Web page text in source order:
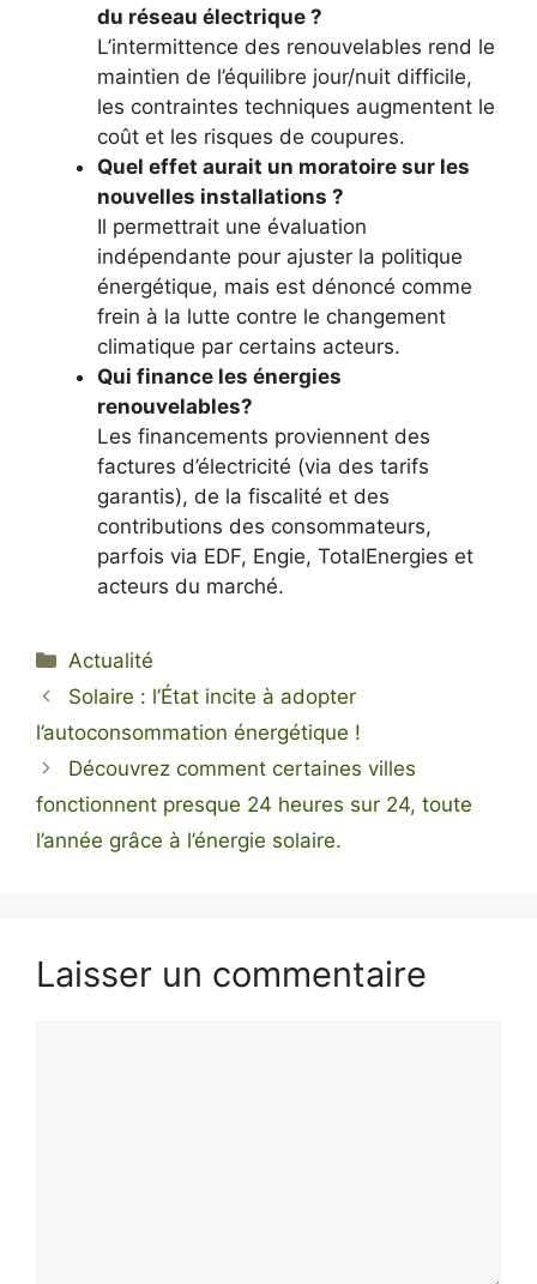
du réseau électrique ?
L’intermittence des renouvelables rend le
maintien de l’équilibre jour/nuit difficile,
les contraintes techniques augmentent le
coût et les risques de coupures.
Quel effet aurait un moratoire sur les
nouvelles installations ?
Il permettrait une évaluation
indépendante pour ajuster la politique
énergétique, mais est dénoncé comme
frein à la lutte contre le changement
climatique par certains acteurs.
Qui finance les énergies
renouvelables?
Les financements proviennent des
factures d’électricité (via des tarifs
garantis), de la fiscalité et des
contributions des consommateurs,
parfois via EDF, Engie, TotalEnergies et
acteurs du marché.
Catégories
Actualité
Solaire : l’État incite à adopter
l’autoconsommation énergétique !
Découvrez comment certaines villes
fonctionnent presque 24 heures sur 24, toute
l’année grâce à l’énergie solaire.
Laisser un commentaire